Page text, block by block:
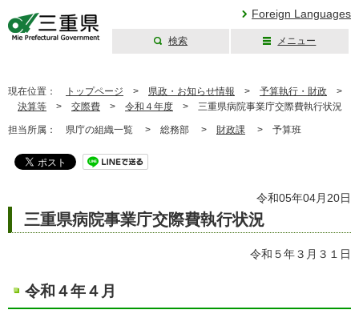
Foreign Languages
検索 メニュー
現在位置： トップページ > 県政・お知らせ情報 > 予算執行・財政 >
決算等 > 交際費 > 令和４年度 > 三重県病院事業庁交際費執行状況
担当所属： 県庁の組織一覧 > 総務部 > 財政課 > 予算班
令和05年04月20日
三重県病院事業庁交際費執行状況
令和５年３月３１日
令和４年４月